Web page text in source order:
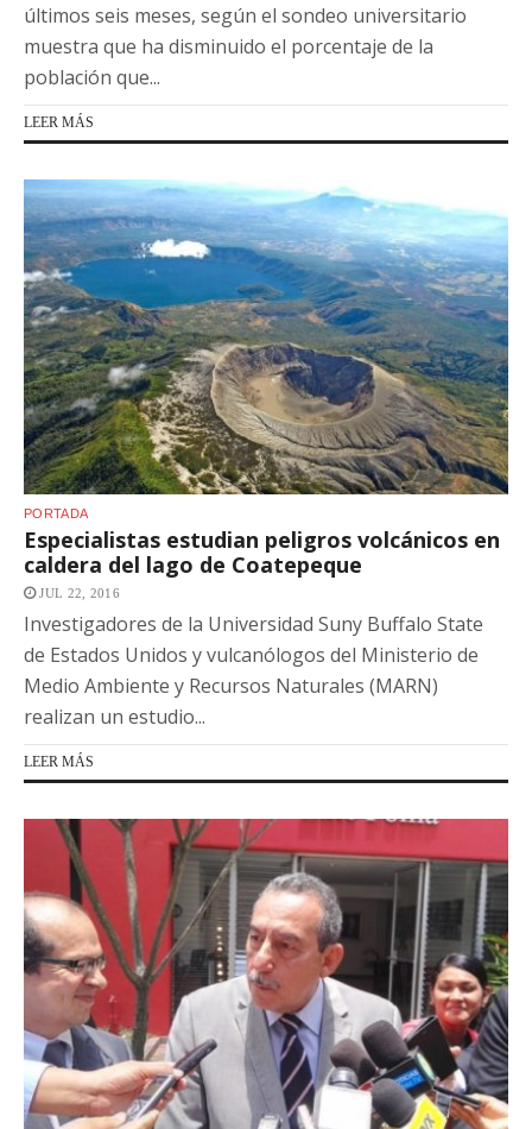
últimos seis meses, según el sondeo universitario
muestra que ha disminuido el porcentaje de la
población que...
LEER MÁS
PORTADA
Especialistas estudian peligros volcánicos en
caldera del lago de Coatepeque
JUL 22, 2016
Investigadores de la Universidad Suny Buffalo State
de Estados Unidos y vulcanólogos del Ministerio de
Medio Ambiente y Recursos Naturales (MARN)
realizan un estudio...
LEER MÁS